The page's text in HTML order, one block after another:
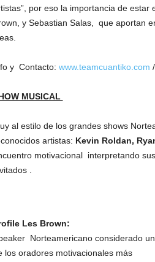
por eso la importancia de
y Sebastian Salas, que aportan
y Contacto: www.teamcuantiko.com
MUSICAL
al estilo de los grandes shows
artistas: Kevin Roldan,
motivacional interpretando
.
Les Brown:
Norteamericano considerado
los oradores motivacionales más